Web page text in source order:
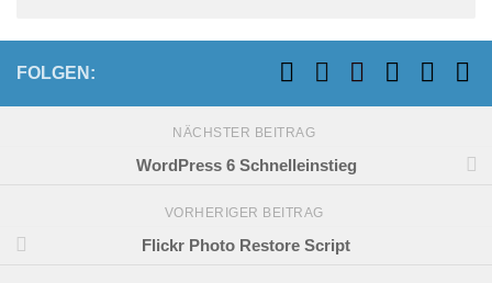
FOLGEN:
NÄCHSTER BEITRAG
WordPress 6 Schnelleinstieg
VORHERIGER BEITRAG
Flickr Photo Restore Script